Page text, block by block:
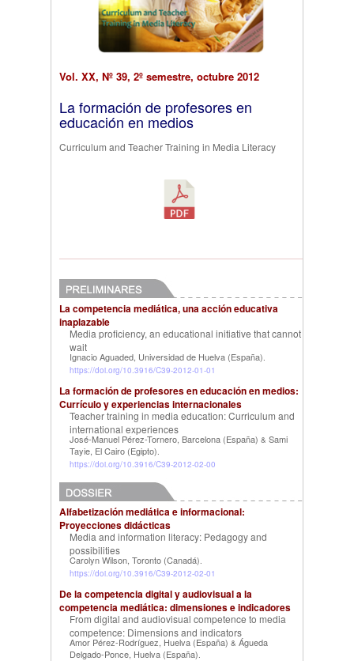
Vol. XX, Nº 39, 2º semestre, octubre 2012
La formación de profesores en
educación en medios
Curriculum and Teacher Training in Media Literacy
La competencia mediática, una acción educativa
inaplazable
Media proficiency, an educational initiative that cannot
wait
Ignacio Aguaded, Universidad de Huelva (España).
https://doi.org/10.3916/C39-2012-01-01
La formación de profesores en educación en medios:
Currículo y experiencias internacionales
Teacher training in media education: Curriculum and
international experiences
José-Manuel Pérez-Tornero, Barcelona (España) & Sami
Tayie, El Cairo (Egipto).
https://doi.org/10.3916/C39-2012-02-00
Alfabetización mediática e informacional:
Proyecciones didácticas
Media and information literacy: Pedagogy and
possibilities
Carolyn Wilson, Toronto (Canadá).
https://doi.org/10.3916/C39-2012-02-01
De la competencia digital y audiovisual a la
competencia mediática: dimensiones e indicadores
From digital and audiovisual competence to media
competence: Dimensions and indicators
Amor Pérez-Rodríguez, Huelva (España) & Águeda
Delgado-Ponce, Huelva (España).